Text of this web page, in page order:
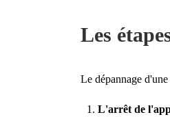
Les
Le dépannage
L'arrêt de